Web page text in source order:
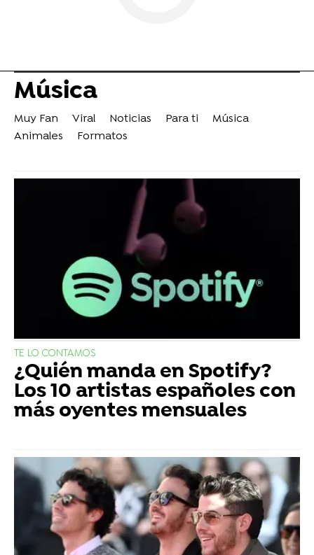
Música
Muy Fan Viral Noticias Para ti
Música
Animales
Formatos
TE LO CONTAMOS
¿Quién manda en Spotify?
Los 10 artistas españoles con
más oyentes mensuales